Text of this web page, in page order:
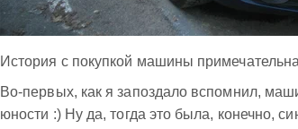
История с покупкой машины
Во-первых, как я запоздало вспомнил,
юности :) Ну да, тогда это была, конечно,